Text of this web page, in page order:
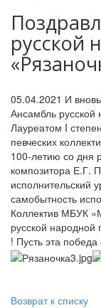
русской
05.04.2021 И
Ансамбль русской
Лауреатом I
певческих
100-летию со дня
композитора Е.Г.
исполнительский
самобытность
Коллектив МБУК
русской народной
! Пусть эта
Возврат к списку